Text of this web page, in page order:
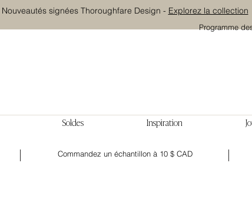
Nouveautés signées Thoroughfare Design - Explorez la collection
Programme
Soldes Inspiration
Commandez un échantillon à 10 $ CAD